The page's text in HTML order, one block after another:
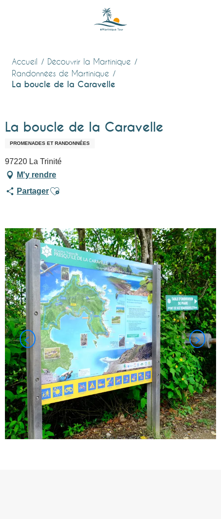
Accueil
Découvrir la Martinique
Randonnées de Martinique
La boucle de la Caravelle
La boucle de la Caravelle
PROMENADES ET RANDONNÉES
97220 La Trinité
M'y rendre
PartagerAjouter aux favoris